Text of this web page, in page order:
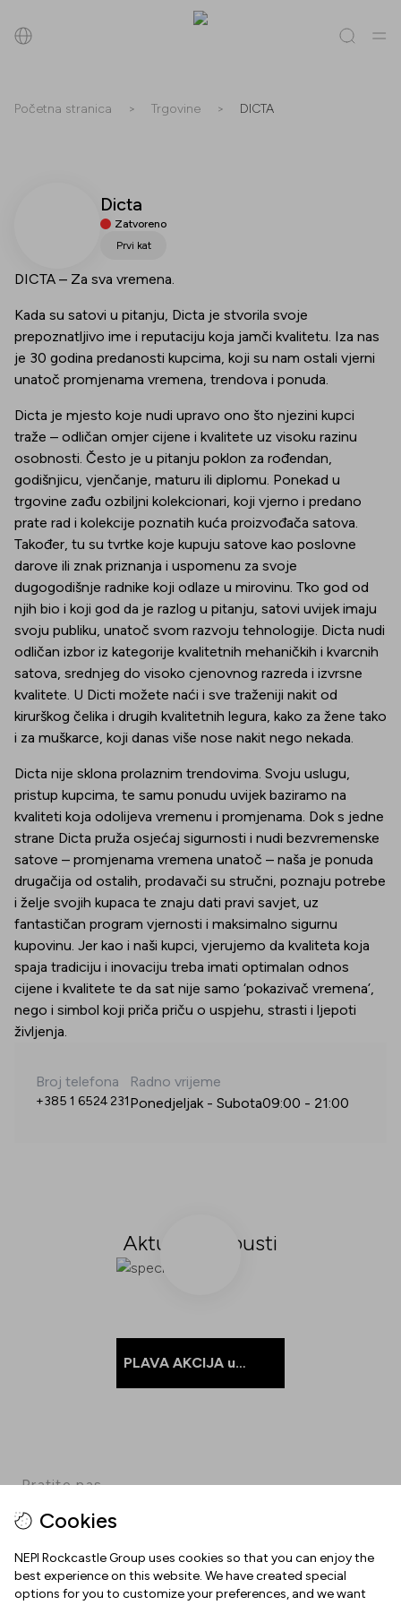
Događanja
Početna stranica > Trgovine > DICTA
Dicta
Zatvoreno
Prvi kat
DICTA – Za sva vremena.
Kada su satovi u pitanju, Dicta je stvorila svoje
prepoznatljivo ime i reputaciju koja jamči kvalitetu. Iza nas
je 30 godina predanosti kupcima, koji su nam ostali vjerni
unatoč promjenama vremena, trendova i ponuda.
Dicta je mjesto koje nudi upravo ono što njezini kupci
traže – odličan omjer cijene i kvalitete uz visoku razinu
osobnosti. Često je u pitanju poklon za rođendan,
godišnjicu, vjenčanje, maturu ili diplomu. Ponekad u
trgovine zađu ozbiljni kolekcionari, koji vjerno i predano
prate rad i kolekcije poznatih kuća proizvođača satova.
Također, tu su tvrtke koje kupuju satove kao poslovne
darove ili znak priznanja i uspomenu za svoje
dugogodišnje radnike koji odlaze u mirovinu. Tko god od
njih bio i koji god da je razlog u pitanju, satovi uvijek imaju
svoju publiku, unatoč svom razvoju tehnologije. Dicta nudi
odličan izbor iz kategorije kvalitetnih mehaničkih i kvarcnih
satova, srednjeg do visoko cjenovnog razreda i izvrsne
kvalitete. U Dicti možete naći i sve traženiji nakit od
kirurškog čelika i drugih kvalitetnih legura, kako za žene tako
i za muškarce, koji danas više nose nakit nego nekada.
Dicta nije sklona prolaznim trendovima. Svoju uslugu,
pristup kupcima, te samu ponudu uvijek baziramo na
kvaliteti koja odolijeva vremenu i promjenama. Dok s jedne
strane Dicta pruža osjećaj sigurnosti i nudi bezvremenske
satove – promjenama vremena unatoč – naša je ponuda
drugačija od ostalih, prodavači su stručni, poznaju potrebe
i želje svojih kupaca te znaju dati pravi savjet, uz
fantastičan program vjernosti i maksimalno sigurnu
kupovinu. Jer kao i naši kupci, vjerujemo da kvaliteta koja
spaja tradiciju i inovaciju treba imati optimalan odnos
cijene i kvalitete te da sat nije samo ‘pokazivač vremena’,
nego i simbol koji priča priču o uspjehu, strasti i ljepoti
življenja.
Broj telefona
+385 1 6524 231
Radno vrijeme
Ponedjeljak - Subota09:00 - 21:00
Aktualni popusti
PLAVA AKCIJA u
DICTI!
Cookies
NEPI Rockcastle Group uses cookies so that you can enjoy the
best experience on this website. We have created special
options for you to customize your preferences, and we want
Pratite nas
FacebookInstagramPinterest